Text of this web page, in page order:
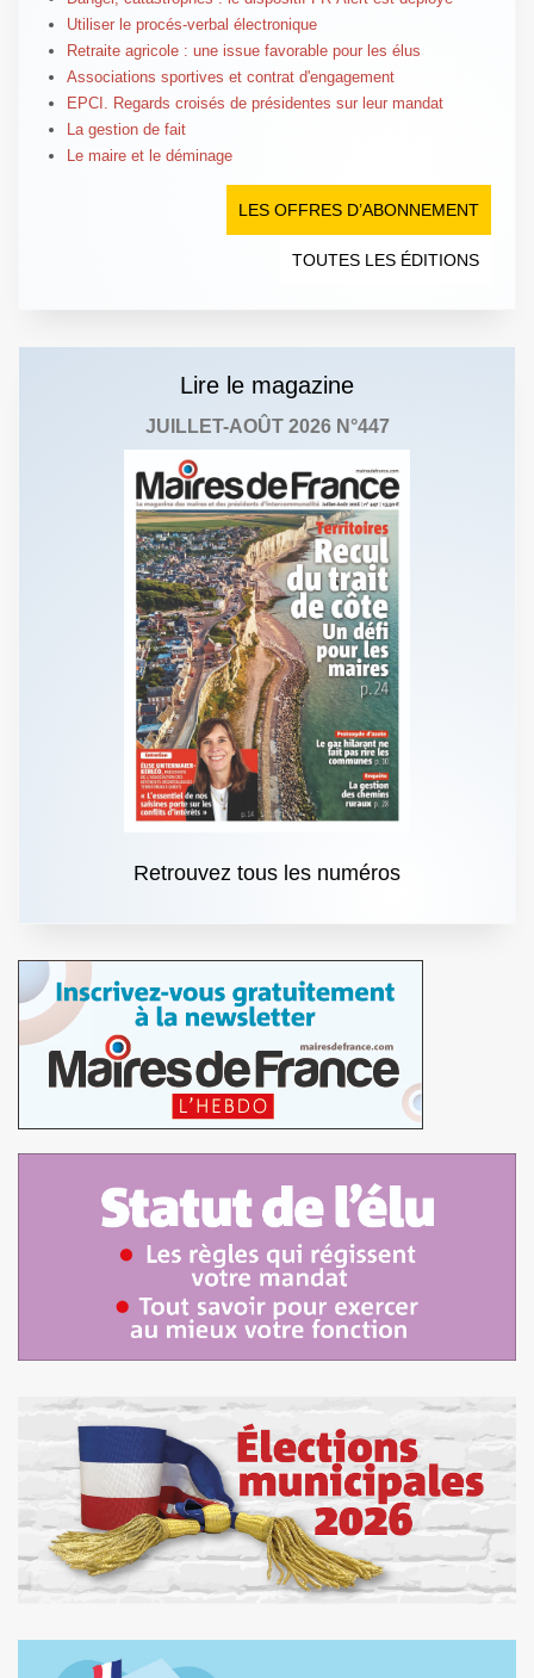
Utiliser le procés-verbal électronique
Retraite agricole : une issue favorable pour les élus
Associations sportives et contrat d'engagement
EPCI. Regards croisés de présidentes sur leur mandat
La gestion de fait
Le maire et le déminage
LES OFFRES D’ABONNEMENT
TOUTES LES ÉDITIONS
Lire le magazine
JUILLET-AOÛT 2026 N°447
Retrouvez tous les numéros